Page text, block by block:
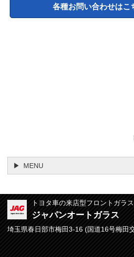
各種お問い合わせはこ
MENU
トヨタ車の来店型フロントガラ
ジャパンオートガラス
埼玉県春日部市梅田3-16 (国道16号梅田